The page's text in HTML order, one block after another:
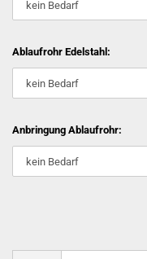
Ablaufrohr Edelstahl:
Anbringung Ablaufrohr: